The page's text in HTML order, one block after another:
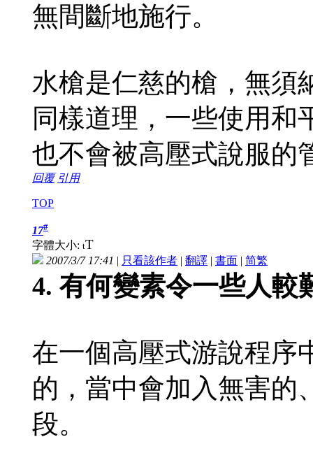
無間斷地施行。
水槍是仁慈的槍，無須
同樣道理，一些使用和
也不會被高壓式說服的
回覆 引用
TOP
17#
字體大小: tT
2007/3/7 17:41 | 只看該作者 | 翻譯 | 書面 | 简繁
4. 有何變素令一些人較
在一個高壓式游說程序
的，當中會加入無害的
段。